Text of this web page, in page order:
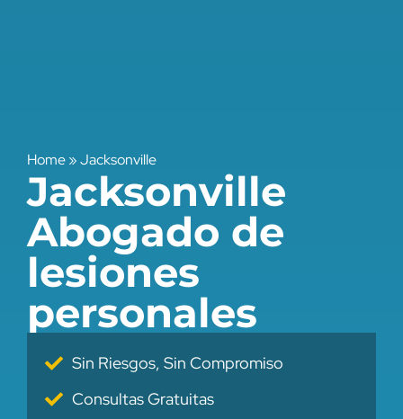
Home»Jacksonville
Jacksonville
Abogado de
lesiones
personales
Sin Riesgos, Sin Compromiso
Consultas Gratuitas